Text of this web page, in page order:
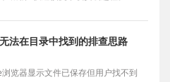
法在目录中找到的排查思路
览器显示文件已保存但用户找不到